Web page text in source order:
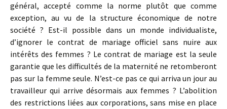
général, accepté comme la norme plutôt que comme
exception, au vu de la structure économique de notre
société ? Est-il possible dans un monde individualiste,
d’ignorer le contrat de mariage officiel sans nuire aux
intérêts des femmes ? Le contrat de mariage est la seule
garantie que les difficultés de la maternité ne retomberont
pas sur la femme seule. N’est-ce pas ce qui arriva un jour au
travailleur qui arrive désormais aux femmes ? L’abolition
des restrictions liées aux corporations, sans mise en place